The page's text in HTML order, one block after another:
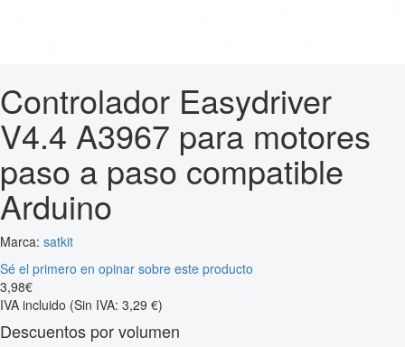
Controlador Easydriver
V4.4 A3967 para motores
paso a paso compatible
Arduino
Marca: satkit
Sé el primero en opinar sobre este producto
3,98€
IVA incluido (Sin IVA: 3,29 €)
Descuentos por volumen